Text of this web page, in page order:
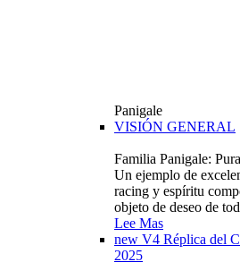
Panigale
VISIÓN GENERAL
Familia Panigale:
Un ejemplo de
racing y espíritu
objeto de deseo de
Lee Mas
new V4 Réplica del
2025